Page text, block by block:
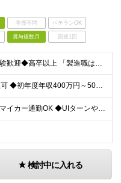
学歴不問 ベテランOK
賞与複数月 面接1回
◆大型採用◆未経験歓迎◆高卒以上 「製造職は初めて…」という方でも大丈夫。 イチから丁寧にお教えしますのでご安心ください。 ＼こんなアナタにピッタリ／ ◎「人の健康に貢献したい」という想いがある
◆月収30万円以上可 ◆初年度年収400万円～500万円想定 月給21万7,080円～22万7,810円＋各種手当＋賞与年2回 ★「手当」や「賞与」が手厚いため、1年目未経験でも年収400万円以上
◆原則転勤なし◆マイカー通勤OK ◆UIターンや移住転職歓迎。Web面接実施中 ＜茨城工場＞ 茨城県稲敷郡阿見町吉原3586 ┗クリーンで働きやすいのが魅力です。 ★豊かな自然と便利な生活環境が調
検討中に入れる